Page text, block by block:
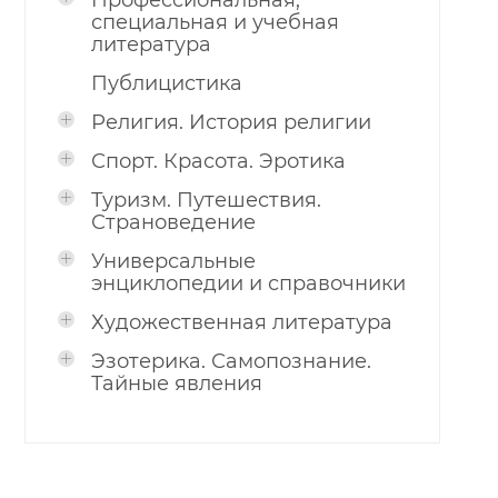
специальная и учебная
литература
Публицистика
Религия. История религии
Спорт. Красота. Эротика
Туризм. Путешествия.
Страноведение
Универсальные
энциклопедии и справочники
Художественная литература
Эзотерика. Самопознание.
Тайные явления